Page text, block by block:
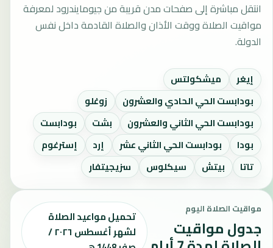
انتقل مباشرة إلى صفحات مدن قريبة من جيومايندرود لمعرفة
مواقيت الصلاة ووقت الأذان والصلاة القادمة داخل نفس
الدولة.
إيغر
ميشكولتس
بودابست الحي الحادي والعشرون
زوغلو
بودابست الحي الثاني والعشرون
بشت
بودابست
بودا
بودابست الحي الثاني عشر إرد
إسترغوم
تاتا
بيتش سيكلوس سزيجيتفار
مواقيت الصلاة اليوم
جدول مواقيت
تحميل مواعيد الصلاة
لشهر أغسطس ٢٠٢٦ /